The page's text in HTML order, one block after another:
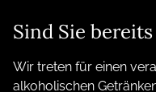
Sind Sie bereits
Wir treten für einen
alkoholischen